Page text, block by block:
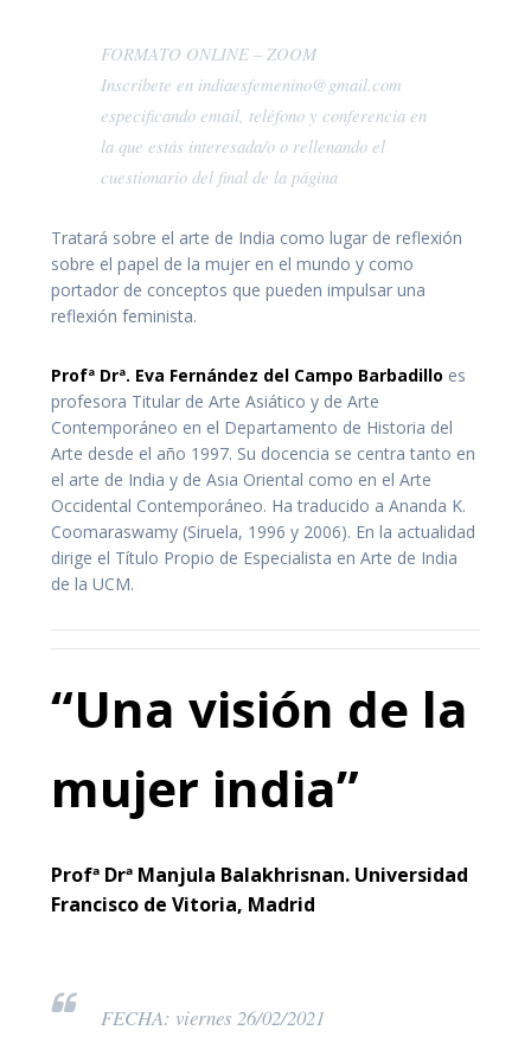
FORMATO ONLINE – ZOOM
Inscríbete en indiaesfemenino@gmail.com
especificando email, teléfono y conferencia en
la que estás interesada/o o rellenando el
cuestionario del final de la página
Tratará sobre el arte de India como lugar de reflexión
sobre el papel de la mujer en el mundo y como
portador de conceptos que pueden impulsar una
reflexión feminista.
Profª Drª. Eva Fernández del Campo Barbadillo es
profesora Titular de Arte Asiático y de Arte
Contemporáneo en el Departamento de Historia del
Arte desde el año 1997. Su docencia se centra tanto en
el arte de India y de Asia Oriental como en el Arte
Occidental Contemporáneo. Ha traducido a Ananda K.
Coomaraswamy (Siruela, 1996 y 2006). En la actualidad
dirige el Título Propio de Especialista en Arte de India
de la UCM.
“Una visión de la
mujer india”
Profª Drª Manjula Balakhrisnan. Universidad
Francisco de Vitoria, Madrid
FECHA: viernes 26/02/2021